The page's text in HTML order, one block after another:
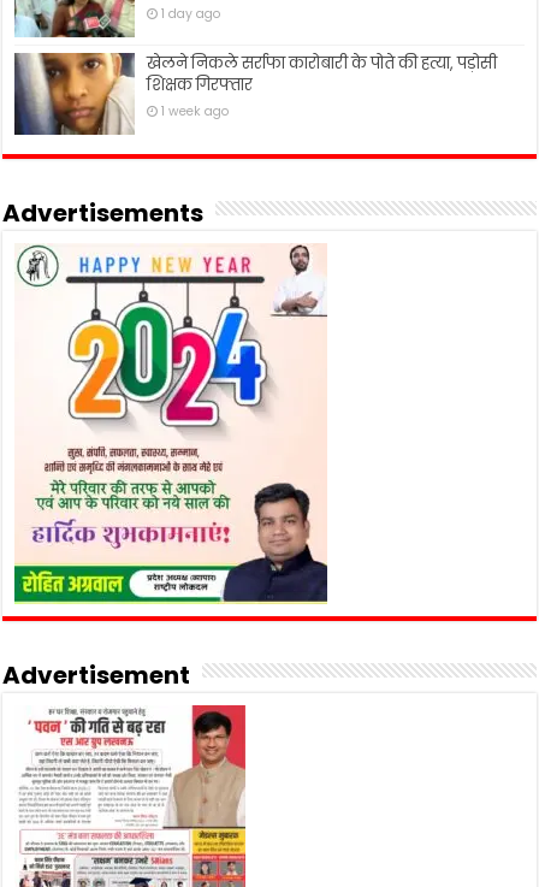
1 day ago
खेलने निकले सर्राफा कारोबारी के पोते की हत्या, पड़ोसी
शिक्षक गिरफ्तार
1 week ago
Advertisements
Advertisement